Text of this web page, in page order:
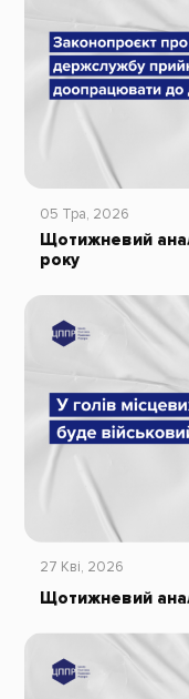
05 Тра, 2026
Щотижневий
року
27 Кві, 2026
Щотижневий